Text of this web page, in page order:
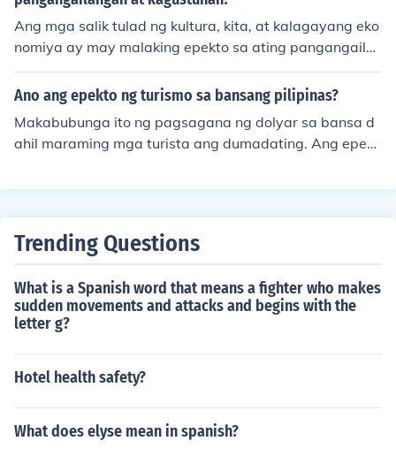
Ang mga salik tulad ng kultura, kita, at kalagayang eko
nomiya ay may malaking epekto sa ating pangangaila
ngan at kagustuhan. Halimbawa, ang kultura ng isang
tao ay nagtatakda ng mga bagay na itinuturing nilang
a sa kakayahan nilang makabili ng mga produkto at ser
bisyo. Gayundin, ang kalagayang ekonomiya, tulad ng i
ahalagahan. Sa kabuuan, ang mga salik na ito ay nagt
utulungan upang hubugin ang ating mga desisyon sa b
Ano ang epekto ng turismo sa bansang pilipinas?
Makabubunga ito ng pagsagana ng dolyar sa bansa d
ahil maraming mga turista ang dumadating. Ang epekt
g-bubunga ng msaganang dolyar kundi ito rin ay nakak
abayan.
Trending Questions
What is a Spanish word that means a fighter who makes
sudden movements and attacks and begins with the
letter g?
Hotel health safety?
What does elyse mean in spanish?